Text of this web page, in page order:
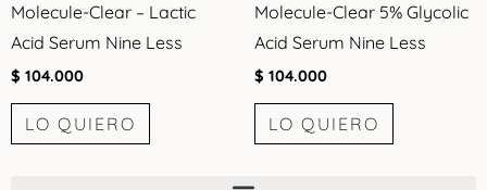
Molecule-Clear – Lactic
Acid Serum Nine Less
$ 104.000
LO QUIERO
Molecule-Clear 5% Glycolic
Acid Serum Nine Less
$ 104.000
LO QUIERO